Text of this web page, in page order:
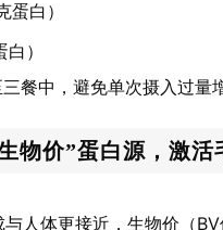
白）
）
餐中，避免单次摄入过量
物价”蛋白源，激活
人体更接近，生物价（BV